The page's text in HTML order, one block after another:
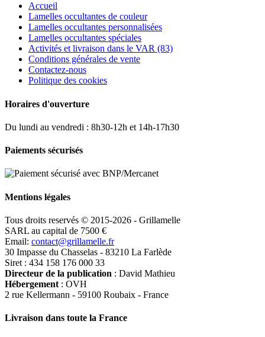
Accueil
Lamelles occultantes de couleur
Lamelles occultantes personnalisées
Lamelles occultantes spéciales
Activités et livraison dans le VAR (83)
Conditions générales de vente
Contactez-nous
Politique des cookies
Horaires d'ouverture
Du lundi au vendredi : 8h30-12h et 14h-17h30
Paiements sécurisés
Mentions légales
Tous droits reservés © 2015-2026 - Grillamelle
SARL au capital de 7500 €
Email: contact@grillamelle.fr
30 Impasse du Chasselas - 83210 La Farlède
Siret : 434 158 176 000 33
Directeur de la publication : David Mathieu
Hébergement : OVH
2 rue Kellermann - 59100 Roubaix - France
Livraison dans toute la France